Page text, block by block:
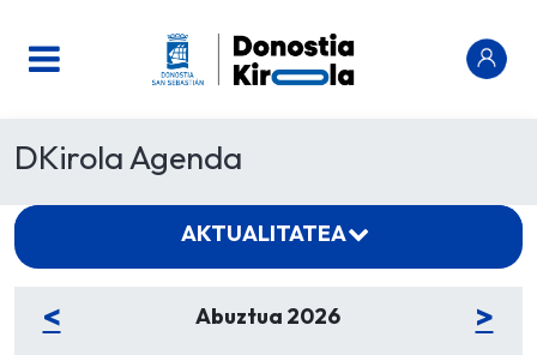
DKirola Agenda
AKTUALITATEA
< Abuztua 2026 >